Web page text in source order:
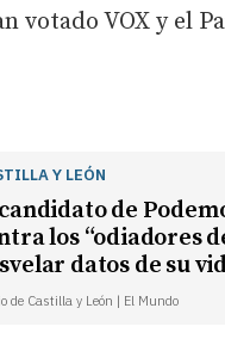
votado VOX y el
Y LEÓN
de
los “odiadores
datos de su
de Castilla y León | El Mundo